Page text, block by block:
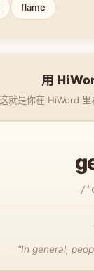
flame
用
这就是你在 HiWord
/
"In general,